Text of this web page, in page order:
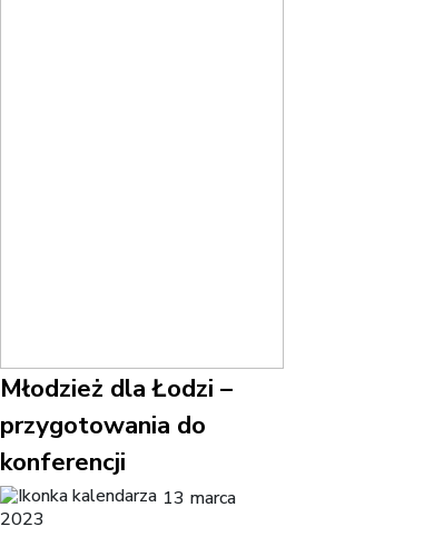
Młodzież dla Łodzi –
przygotowania do
konferencji
13 marca
2023